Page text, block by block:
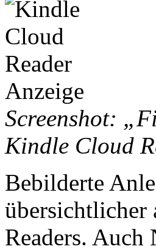
Screenshot:
Kindle Cloud
Bebilderte
übersichtlicher
Readers. Auch